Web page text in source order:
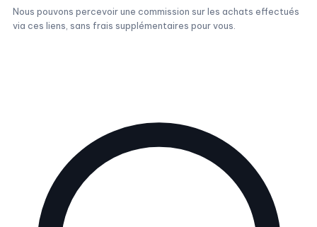
Nous pouvons percevoir une commission sur les achats effectués
via ces liens, sans frais supplémentaires pour vous.